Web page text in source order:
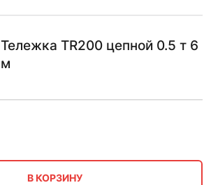
Тележка TR200 цепной 0.5 т 6
м
В КОРЗИНУ